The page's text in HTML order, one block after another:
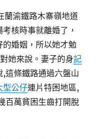
蘭渝鐵路木寨嶺地道
核時事就離婚了，
的婚姻，所以她才勉
她來說。妻子的身記
這條鐵路通過六盤山
型公仔連片特困地區,
百萬貧困生齒打開脫